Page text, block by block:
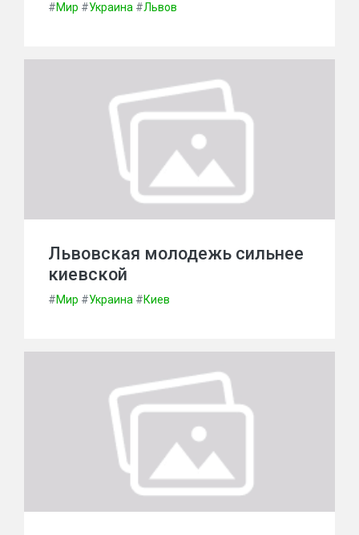
#Мир #Украина #Львов
Львовская молодежь сильнее
киевской
#Мир #Украина #Киев